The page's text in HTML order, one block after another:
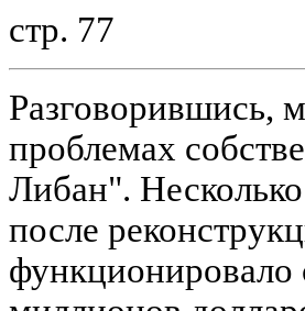
стр. 77
Разговорившись,
проблемах
Либан".
после